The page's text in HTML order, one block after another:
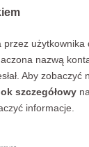
użytkownika
nazwą
Aby zobaczyć
szczegółowy
informacje.